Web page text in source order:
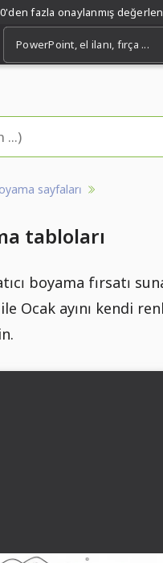
fazla onaylanmış
sayfaları
tabloları
boyama fırsatı
ile Ocak ayını kendi